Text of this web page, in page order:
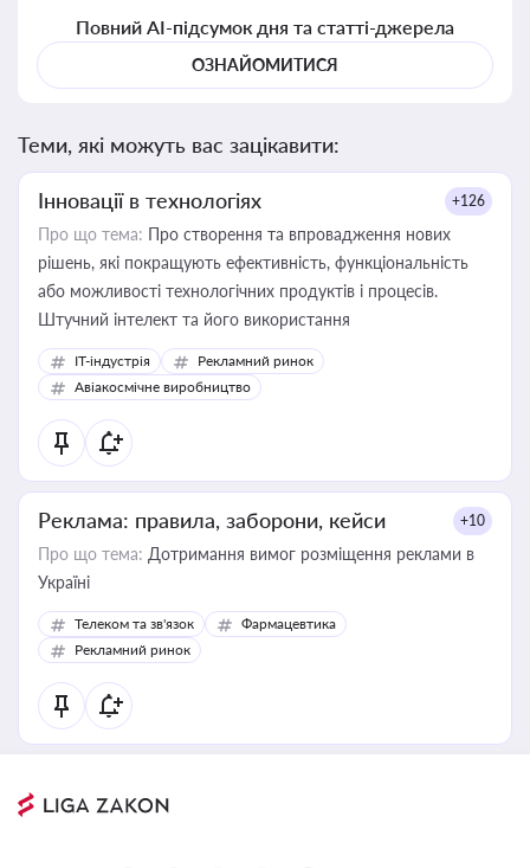
Повний AI-підсумок дня та статті-джерела
ОЗНАЙОМИТИСЯ
Теми, які можуть вас зацікавити:
Інновації в технологіях +126
Про що тема: Про створення та впровадження нових
рішень, які покращують ефективність, функціональність
або можливості технологічних продуктів і процесів.
Штучний інтелект та його використання
IT-індустрія
Рекламний ринок
Авіакосмічне виробництво
Реклама: правила, заборони, кейси +10
Про що тема: Дотримання вимог розміщення реклами в
Україні
Телеком та зв'язок
Фармацевтика
Рекламний ринок